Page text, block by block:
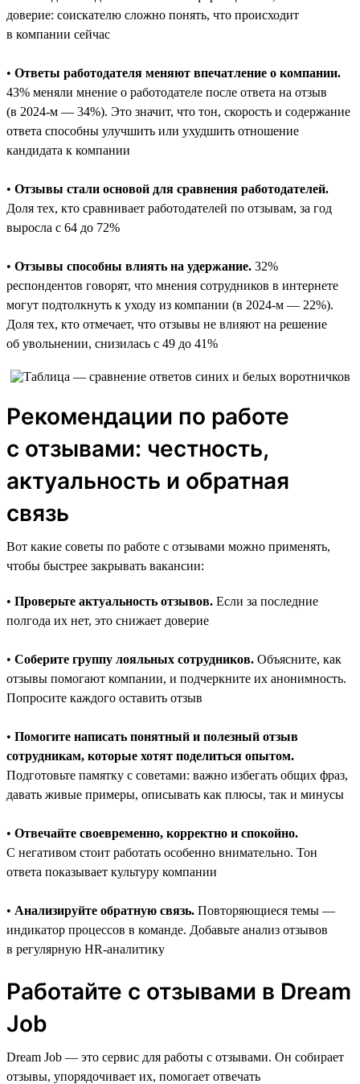
доверие: соискателю сложно понять, что происходит
в компании сейчас
• Ответы работодателя меняют впечатление о компании.
43% меняли мнение о работодателе после ответа на отзыв
(в 2024-м — 34%). Это значит, что тон, скорость и содержание
ответа способны улучшить или ухудшить отношение
кандидата к компании
• Отзывы стали основой для сравнения работодателей.
Доля тех, кто сравнивает работодателей по отзывам, за год
выросла с 64 до 72%
• Отзывы способны влиять на удержание. 32%
респондентов говорят, что мнения сотрудников в интернете
могут подтолкнуть к уходу из компании (в 2024-м — 22%).
Доля тех, кто отмечает, что отзывы не влияют на решение
об увольнении, снизилась с 49 до 41%
Рекомендации по работе
с отзывами: честность,
актуальность и обратная
связь
Вот какие советы по работе с отзывами можно применять,
чтобы быстрее закрывать вакансии:
• Проверьте актуальность отзывов. Если за последние
полгода их нет, это снижает доверие
• Соберите группу лояльных сотрудников. Объясните, как
отзывы помогают компании, и подчеркните их анонимность.
Попросите каждого оставить отзыв
• Помогите написать понятный и полезный отзыв
сотрудникам, которые хотят поделиться опытом.
Подготовьте памятку с советами: важно избегать общих фраз,
давать живые примеры, описывать как плюсы, так и минусы
• Отвечайте своевременно, корректно и спокойно.
С негативом стоит работать особенно внимательно. Тон
ответа показывает культуру компании
• Анализируйте обратную связь. Повторяющиеся темы —
индикатор процессов в команде. Добавьте анализ отзывов
в регулярную HR-аналитику
Работайте с отзывами в Dream
Job
Dream Job — это сервис для работы с отзывами. Он собирает
отзывы, упорядочивает их, помогает отвечать